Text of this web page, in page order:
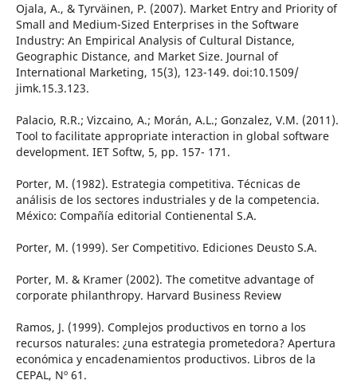
Ojala, A., & Tyrväinen, P. (2007). Market Entry and Priority of
Small and Medium-Sized Enterprises in the Software
Industry: An Empirical Analysis of Cultural Distance,
Geographic Distance, and Market Size. Journal of
International Marketing, 15(3), 123-149. doi:10.1509/
jimk.15.3.123.
Palacio, R.R.; Vizcaino, A.; Morán, A.L.; Gonzalez, V.M. (2011).
Tool to facilitate appropriate interaction in global software
development. IET Softw, 5, pp. 157- 171.
Porter, M. (1982). Estrategia competitiva. Técnicas de
análisis de los sectores industriales y de la competencia.
México: Compañía editorial Contienental S.A.
Porter, M. (1999). Ser Competitivo. Ediciones Deusto S.A.
Porter, M. & Kramer (2002). The cometitve advantage of
corporate philanthropy. Harvard Business Review
Ramos, J. (1999). Complejos productivos en torno a los
recursos naturales: ¿una estrategia prometedora? Apertura
económica y encadenamientos productivos. Libros de la
CEPAL, Nº 61.